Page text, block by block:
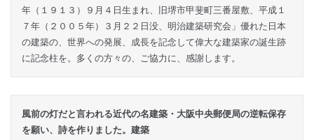
年（１９１３）９月４日生まれ、旧堺市甲斐町三番屋敷、平成１
７年（２００５年）３月２２日没、明治建築研究会」優れた日本
の建築の、世界への発展、成長を記念して偉大な建築家の誕生跡
に記念柱を。多くの方々の、ご協力に、感謝します。
風前の灯だと言われる近代の名建築・大阪中央郵便局の逆転保存
を願い、詩を作りました。‏建築